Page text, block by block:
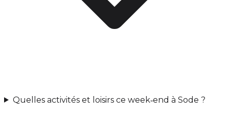
Quelles activités et loisirs ce week‑end à Sode ?